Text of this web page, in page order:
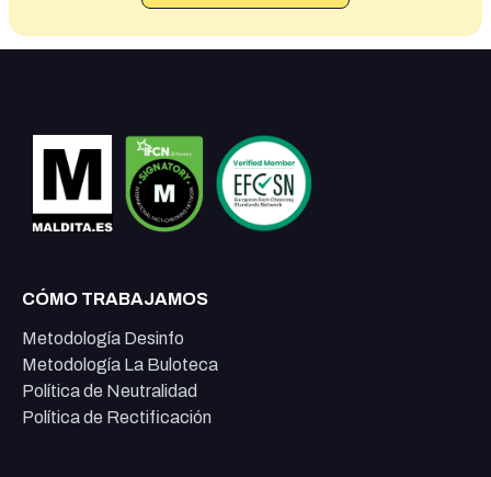
CÓMO TRABAJAMOS
Metodología Desinfo
Metodología La Buloteca
Política de Neutralidad
Política de Rectificación